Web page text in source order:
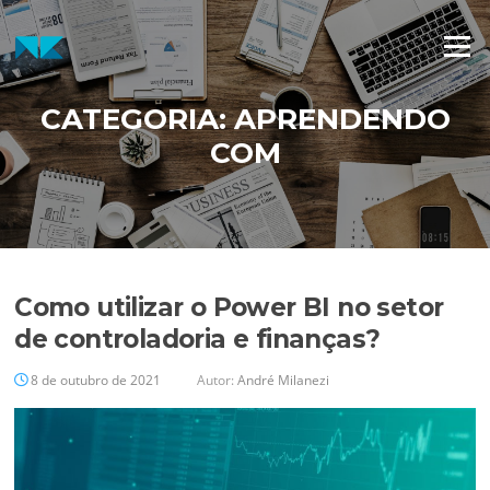
Pular
para
o
conteúdo
Menu
CATEGORIA:APRENDENDO
COM
Como utilizar o Power BI no setor
de controladoria e finanças?
8 de outubro de 2021 Autor:André Milanezi